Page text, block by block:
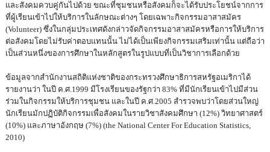
และสังคมควบคู่กันไปด้วย ขณะที่ชุมชนหรือสังคมก็จะได้รับประโยชน์จากการ
ที่ผู้เรียนเข้าไปให้บริการในลักษณะต่างๆ โดยเฉพาะกิจกรรมอาสาสมัคร
(Volunteer) ซึ่งในกลุ่มประเทศดังกล่าวจัดกิจกรรมอาสาสมัครหรือการให้บริการ
ต่อสังคมโดยไม่รับค่าตอบแทนนั้น ไม่ได้เป็นเพียงกิจกรรมเสริมเท่านั้น แต่ถือว่า
เป็นส่วนหนึ่งของการศึกษาในหลักสูตรในรูปแบบที่เป็นวิชาการเลือกด้วย
ข้อมูลจากสำนักงานสถิติแห่งชาติของกระทรวงศึกษาธิการสหรัฐอเมริกาได้
รายงานว่า ในปี ค.ศ.1999 มีโรงเรียนของรัฐกว่า 83% ที่มีนักเรียนเข้าไปมีส่วน
ร่วมในกิจกรรมให้บริการชุมชน และในปี ค.ศ.2005 สำรวจพบว่าโดยส่วนใหญ่
นักเรียนมักปฏิบัติกิจกรรมเพื่อสังคมในรายวิชาสังคมศึกษา (12%) วิทยาศาสตร์
(10%) และภาษาอังกฤษ (7%) (the National Center For Education Statistics,
2010)